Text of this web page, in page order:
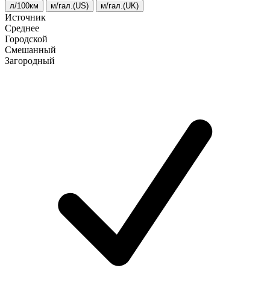
л/100км м/гал.(US) м/гал.(UK)
Источник
Среднее
Городской
Смешанный
Загородный